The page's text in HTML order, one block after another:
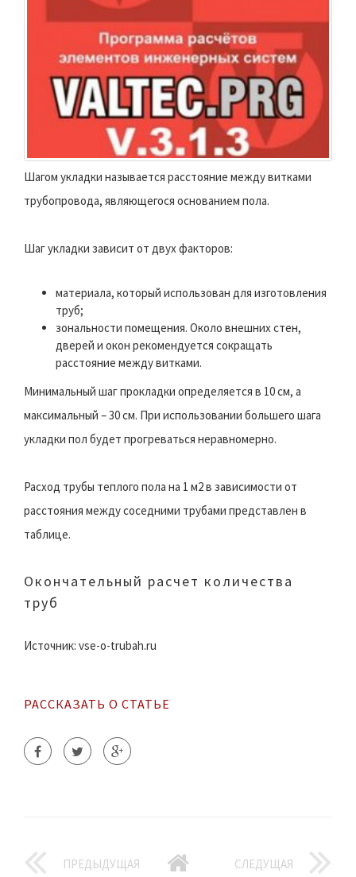
Шагом укладки называется расстояние между витками
трубопровода, являющегося основанием пола.
Шаг укладки зависит от двух факторов:
материала, который использован для изготовления
труб;
зональности помещения. Около внешних стен,
дверей и окон рекомендуется сокращать
расстояние между витками.
Минимальный шаг прокладки определяется в 10 см, а
максимальный – 30 см. При использовании большего шага
укладки пол будет прогреваться неравномерно.
Расход трубы теплого пола на 1 м2 в зависимости от
расстояния между соседними трубами представлен в
таблице.
Окончательный расчет количества
труб
Источник: vse-o-trubah.ru
РАССКАЗАТЬ О СТАТЬЕ
ПРЕДЫДУЩАЯ СЛЕДУЩАЯ